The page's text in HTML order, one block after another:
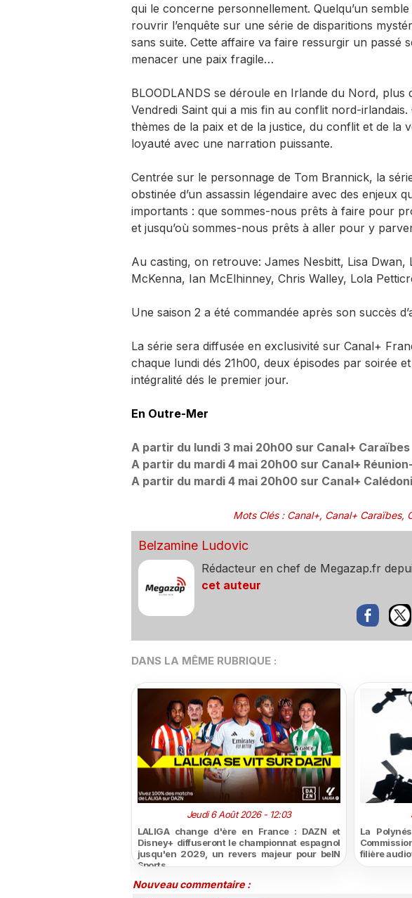
qui le concerne personnellement. Quelqu’un
rouvrir l’enquête sur une série de disparitions
sans suite. Cette affaire va faire ressurgir un passé
menacer une paix fragile…
BLOODLANDS se déroule en Irlande du Nord, plus
Vendredi Saint qui a mis fin au conflit nord-
thèmes de la paix et de la justice, du conflit et de la
loyauté avec une narration puissante.
Centrée sur le personnage de Tom Brannick, la
obstinée d’un assassin légendaire avec des enjeux
importants : que sommes-nous prêts à faire pour
et jusqu’où sommes-nous prêts à aller pour y
Au casting, on retrouve: James Nesbitt, Lisa Dwan,
McKenna, Ian McElhinney, Chris Walley, Lola
Une saison 2 a été commandée après son succès
La série sera diffusée en exclusivité sur Canal+
chaque lundi dés 21h00, deux épisodes par soirée
intégralité dés le premier jour.
En Outre-Mer
A partir du lundi 3 mai 20h00 sur Canal+ Caraïbes
A partir du mardi 4 mai 20h00 sur Canal+
A partir du mardi 4 mai 20h00 sur Canal+
Mots Clés: Canal+, Canal+ Caraïbes,
Belzamine Ludovic
Rédacteur en chef de Megazap.fr
cet auteur
DANS LA MÊME RUBRIQUE :
Jeudi 6 Août 2026 - 12:03
LALIGA change d'ère en France : DAZN et
Disney+ diffuseront le championnat espagnol
jusqu'en 2029, un revers majeur pour beIN
Sports
La
filière
Nouveau commentaire :